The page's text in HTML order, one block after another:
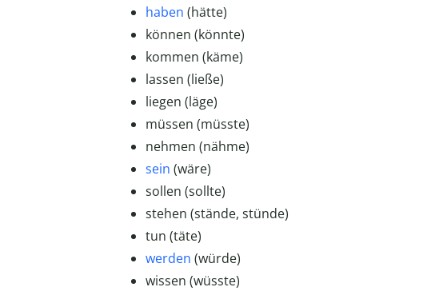
haben (hätte)
können (könnte)
kommen (käme)
lassen (ließe)
liegen (läge)
müssen (müsste)
nehmen (nähme)
sein (wäre)
sollen (sollte)
stehen (stände, stünde)
tun (täte)
werden (würde)
wissen (wüsste)